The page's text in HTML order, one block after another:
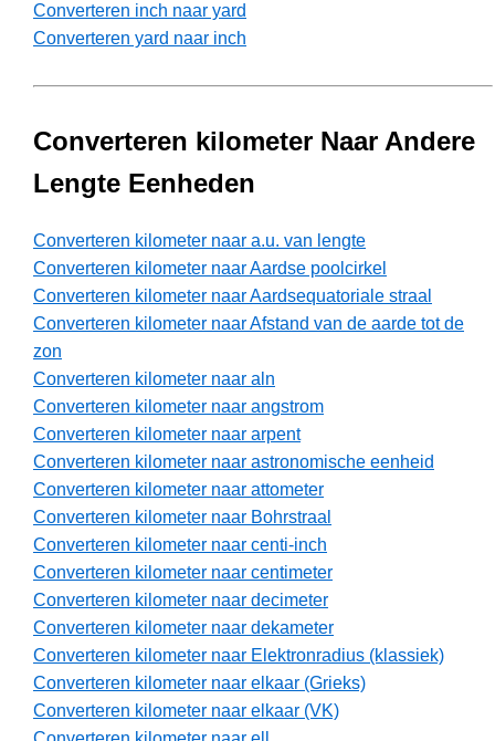
Converteren inch naar yard
Converteren yard naar inch
Converteren kilometer Naar Andere
Lengte Eenheden
Converteren kilometer naar a.u. van lengte
Converteren kilometer naar Aardse poolcirkel
Converteren kilometer naar Aardsequatoriale straal
Converteren kilometer naar Afstand van de aarde tot de
zon
Converteren kilometer naar aln
Converteren kilometer naar angstrom
Converteren kilometer naar arpent
Converteren kilometer naar astronomische eenheid
Converteren kilometer naar attometer
Converteren kilometer naar Bohrstraal
Converteren kilometer naar centi-inch
Converteren kilometer naar centimeter
Converteren kilometer naar decimeter
Converteren kilometer naar dekameter
Converteren kilometer naar Elektronradius (klassiek)
Converteren kilometer naar elkaar (Grieks)
Converteren kilometer naar elkaar (VK)